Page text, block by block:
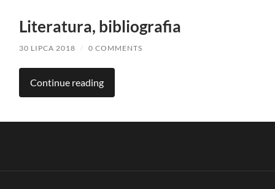
Literatura, bibliografia
30 LIPCA 2018 / 0 COMMENTS
Continue reading